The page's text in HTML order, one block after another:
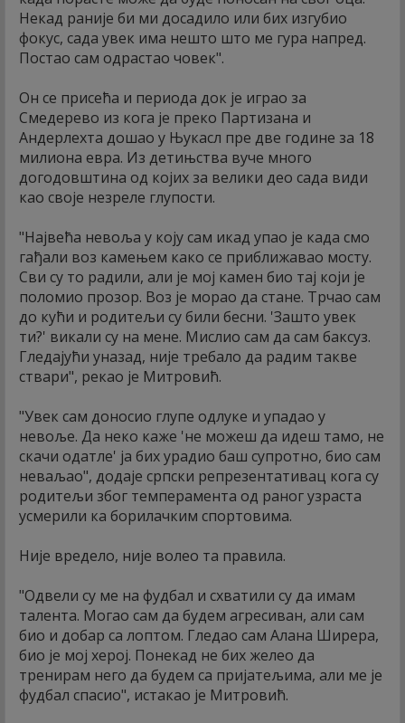
Некад раније би ми досадило или бих изгубио
фокус, сада увек има нешто што ме гура напред.
Постао сам одрастао човек".
Он се присећа и периода док је играо за
Смедерево из кога је преко Партизана и
Андерлехта дошао у Њукасл пре две године за 18
милиона евра. Из детињства вуче много
догодовштина од којих за велики део сада види
као своје незреле глупости.
"Највећа невоља у коју сам икад упао је када смо
гађали воз камењем како се приближавао мосту.
Сви су то радили, али је мој камен био тај који је
поломио прозор. Воз је морао да стане. Трчао сам
до кући и родитељи су били бесни. 'Зашто увек
ти?' викали су на мене. Мислио сам да сам баксуз.
Гледајући уназад, није требало да радим такве
ствари", рекао је Митровић.
"Увек сам доносио глупе одлуке и упадао у
невоље. Да неко каже 'не можеш да идеш тамо, не
скачи одатле' ја бих урадио баш супротно, био сам
неваљао", додаје српски репрезентативац кога су
родитељи због темперамента од раног узраста
усмерили ка борилачким спортовима.
Није вредело, није волео та правила.
"Одвели су ме на фудбал и схватили су да имам
талента. Могао сам да будем агресиван, али сам
био и добар са лоптом. Гледао сам Алана Ширера,
био је мој херој. Понекад не бих желео да
тренирам него да будем са пријатељима, али ме је
фудбал спасио", истакао је Митровић.